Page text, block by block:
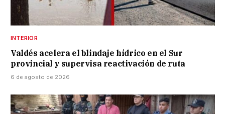
INTERIOR
Valdés acelera el blindaje hídrico en el Sur
provincial y supervisa reactivación de ruta
6 de agosto de 2026